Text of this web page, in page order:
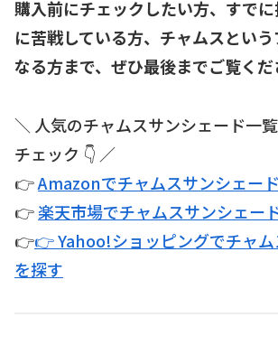
購入前にチェックしたい方、すで
に苦戦している方、チャムスとい
なる方まで、ぜひ最後までご覧くだ
＼ 人気のチャムスサンシェード一
チェック 👇 ／
👉Amazonでチャムスサンシェー
👉楽天市場でチャムスサンシェー
👉👉 Yahoo!ショッピングでチャ
を探す